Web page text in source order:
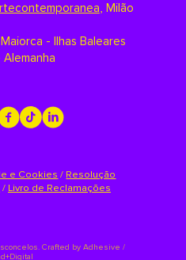
, Milão
- Ilhas Baleares
Alemanha
e Cookies / Resolução
/ Livro de Reclamações
Crafted by Adhesive /